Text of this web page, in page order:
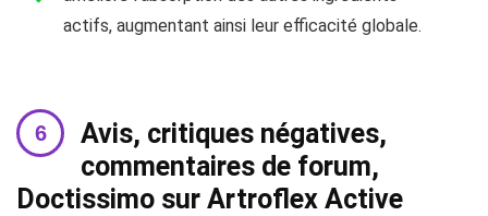
actifs, augmentant ainsi leur efficacité globale.
Avis, critiques négatives,
commentaires de forum,
Doctissimo sur Artroflex Active